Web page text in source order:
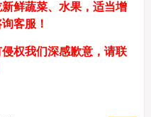
鲜蔬菜、水果，适当增
客服！
权我们深感歉意，请联